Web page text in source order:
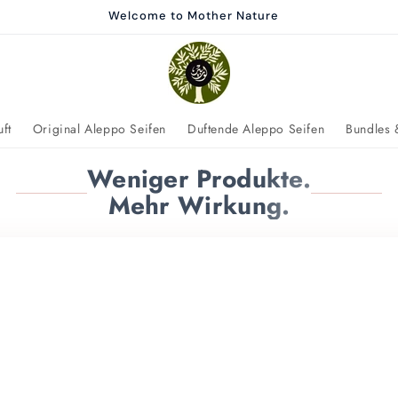
Welcome to Mother Nature
Original Aleppo Seifen Duftende Aleppo Seifen Bundles
Weniger Produkte.
Mehr Wirkung.